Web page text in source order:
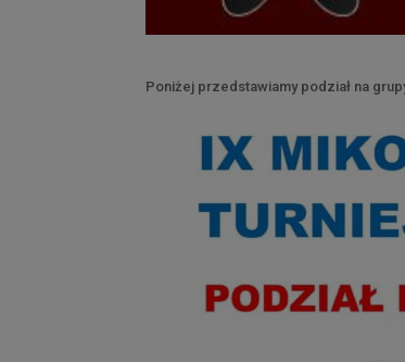
Poniżej przedstawiamy podział na